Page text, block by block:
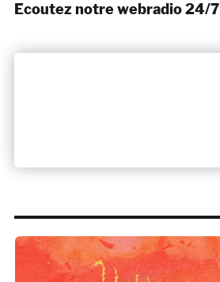
Ecoutez notre webradio 24/7